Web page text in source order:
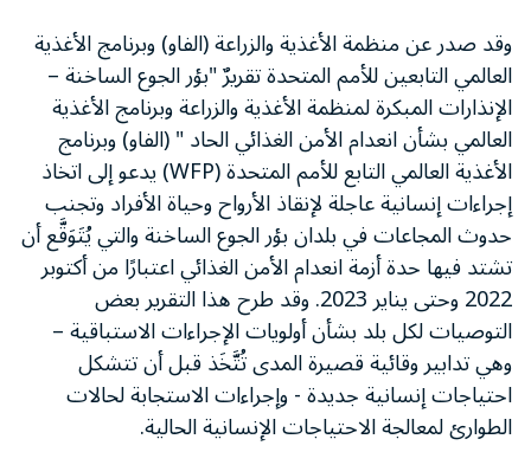
وقد صدر عن منظمة الأغذية والزراعة (الفاو) وبرنامج الأغذية
العالمي التابعين للأمم المتحدة تقريرٌ "بؤر الجوع الساخنة –
الإنذارات المبكرة لمنظمة الأغذية والزراعة وبرنامج الأغذية
العالمي بشأن انعدام الأمن الغذائي الحاد " (الفاو) وبرنامج
الأغذية العالمي التابع للأمم المتحدة (WFP) يدعو إلى اتخاذ
إجراءات إنسانية عاجلة لإنقاذ الأرواح وحياة الأفراد وتجنب
حدوث المجاعات في بلدان بؤر الجوع الساخنة والتي يُتَوَقَّع أن
تشتد فيها حدة أزمة انعدام الأمن الغذائي اعتبارًا من أكتوبر
2022 وحتى يناير 2023. وقد طرح هذا التقرير بعض
التوصيات لكل بلد بشأن أولويات الإجراءات الاستباقية –
وهي تدابير وقائية قصيرة المدى تُتَّخَذ قبل أن تتشكل
احتياجات إنسانية جديدة - وإجراءات الاستجابة لحالات
الطوارئ لمعالجة الاحتياجات الإنسانية الحالية.